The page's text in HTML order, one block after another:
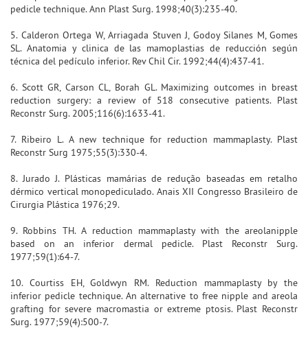
pedicle technique. Ann Plast Surg. 1998;40(3):235-40.
5. Calderon Ortega W, Arriagada Stuven J, Godoy Silanes M, Gomes
SL. Anatomia y clinica de las mamoplastias de reducción según
técnica del pedículo inferior. Rev Chil Cir. 1992;44(4):437-41.
6. Scott GR, Carson CL, Borah GL. Maximizing outcomes in breast
reduction surgery: a review of 518 consecutive patients. Plast
Reconstr Surg. 2005;116(6):1633-41.
7. Ribeiro L. A new technique for reduction mammaplasty. Plast
Reconstr Surg 1975;55(3):330-4.
8. Jurado J. Plásticas mamárias de redução baseadas em retalho
dérmico vertical monopediculado. Anais XII Congresso Brasileiro de
Cirurgia Plástica 1976;29.
9. Robbins TH. A reduction mammaplasty with the areolanipple
based on an inferior dermal pedicle. Plast Reconstr Surg.
1977;59(1):64-7.
10. Courtiss EH, Goldwyn RM. Reduction mammaplasty by the
inferior pedicle technique. An alternative to free nipple and areola
grafting for severe macromastia or extreme ptosis. Plast Reconstr
Surg. 1977;59(4):500-7.